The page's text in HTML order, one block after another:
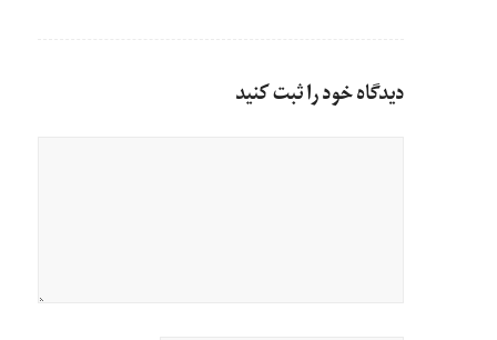
دیدگاه خود را ثبت کنید